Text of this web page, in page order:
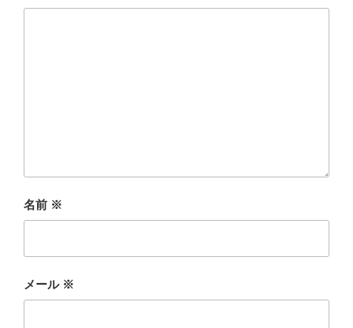
名前 ※
メール ※